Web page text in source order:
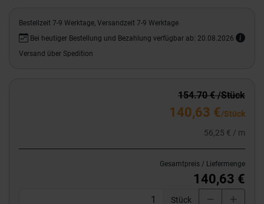
Bestellzeit 7-9 Werktage, Versandzeit 7-9 Werktage
Bei heutiger Bestellung und Bezahlung verfügbar ab: 20.08.2026
Versand über Spedition
154.70 € /Stück
140,63 €/Stück
56,25 € / m
Gesamtpreis / Liefermenge
140,63 €
Stück